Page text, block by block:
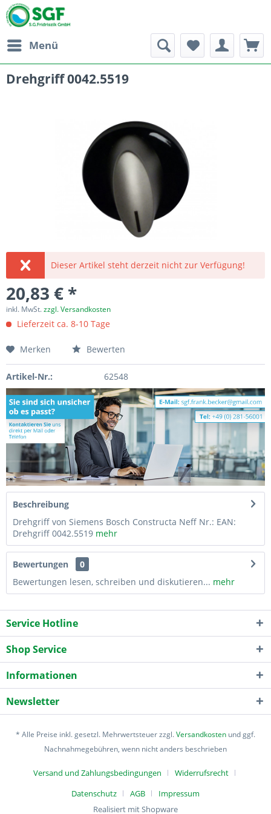
Menü
Drehgriff 0042.5519
Dieser Artikel steht derzeit nicht zur Verfügung!
20,83 € *
inkl. MwSt.zzgl. Versandkosten
Lieferzeit ca. 8-10 Tage
Merken Bewerten
Artikel-Nr.: 62548
Beschreibung
Drehgriff von Siemens Bosch Constructa Neff Nr.: EAN:
Drehgriff 0042.5519 mehr
Bewertungen
0
Bewertungen lesen, schreiben und diskutieren... mehr
Service Hotline
Shop Service
Informationen
Newsletter
* Alle Preise inkl. gesetzl. Mehrwertsteuer zzgl.Versandkosten und ggf.
Nachnahmegebühren, wenn nicht anders beschrieben
Versand und Zahlungsbedingungen
Widerrufsrecht
Datenschutz
AGB
Impressum
Realisiert mit Shopware